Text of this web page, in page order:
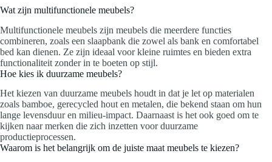
Wat zijn multifunctionele meubels?
Multifunctionele meubels zijn meubels die meerdere functies
combineren, zoals een slaapbank die zowel als bank en comfortabel
bed kan dienen. Ze zijn ideaal voor kleine ruimtes en bieden extra
functionaliteit zonder in te boeten op stijl.
Hoe kies ik duurzame meubels?
Het kiezen van duurzame meubels houdt in dat je let op materialen
zoals bamboe, gerecycled hout en metalen, die bekend staan om hun
lange levensduur en milieu-impact. Daarnaast is het ook goed om te
kijken naar merken die zich inzetten voor duurzame
productieprocessen.
Waarom is het belangrijk om de juiste maat meubels te kiezen?